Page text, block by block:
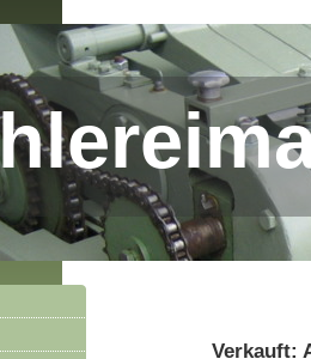
Verkauft: